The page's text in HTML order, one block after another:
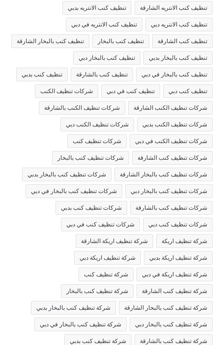
تنظيف كنب الانتريه الشارقة تنظيف كنب الانتريه بدبي
تنظيف كنب الانتريه دبي تنظيف كنب الانتريه في دبي
تنظيف كنب الشارقة تنظيف كنب بالبخار تنظيف كنب بالبخار الشارقة
تنظيف كنب بالبخار بدبي تنظيف كنب بالبخار دبي
تنظيف كنب بالبخار في دبي تنظيف كنب بالشارقة تنظيف كنب بدبي
تنظيف كنب دبي تنظيف كنب في دبي شركات تنظيف الكنب
شركات تنظيف الكنب الشارقة شركات تنظيف الكنب بالشارقة
شركات تنظيف الكنب بدبي شركات تنظيف الكنب دبي
شركات تنظيف الكنب في دبي شركات تنظيف كنب
شركات تنظيف كنب الشارقة شركات تنظيف كنب بالبخار
شركات تنظيف كنب بالبخار الشارقة شركات تنظيف كنب بالبخار بدبي
شركات تنظيف كنب بالبخار دبي شركات تنظيف كنب بالبخار في دبي
شركات تنظيف كنب بالشارقة شركات تنظيف كنب بدبي
شركات تنظيف كنب دبي شركات تنظيف كنب في دبي
شركة تنظيف اريكة شركة تنظيف اريكة الشارقة
شركة تنظيف اريكة بدبي شركة تنظيف اريكة دبي
شركة تنظيف اريكة في دبي شركة تنظيف كنب
شركة تنظيف كنب الشارقة شركة تنظيف كنب بالبخار
شركة تنظيف كنب بالبخار الشارقة شركة تنظيف كنب بالبخار بدبي
شركة تنظيف كنب بالبخار دبي شركة تنظيف كنب بالبخار في دبي
شركة تنظيف كنب بالشارقة شركة تنظيف كنب بدبي